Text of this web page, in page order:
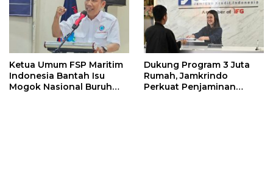
Ketua Umum FSP Maritim
Indonesia Bantah Isu
Mogok Nasional Buruh
Dukung Program 3 Juta
Rumah, Jamkrindo
Perkuat Penjaminan